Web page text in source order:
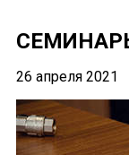
26 апреля 2021